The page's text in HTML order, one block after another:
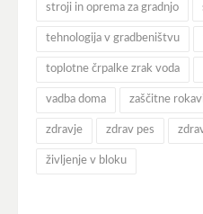
stroji in oprema za gradnjo
tehnologija v gradbeništvu
toplotne črpalke zrak voda
vadba doma zaščitne
zdravje zdrav pes
življenje v bloku